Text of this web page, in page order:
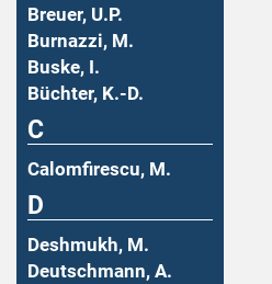
Breuer, U.P.
Burnazzi, M.
Buske, I.
Büchter, K.-D.
C
Calomfirescu, M.
D
Deshmukh, M.
Deutschmann, A.